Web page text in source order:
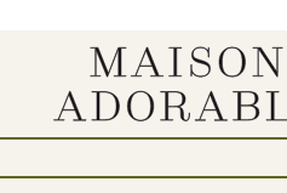
Show 9 12